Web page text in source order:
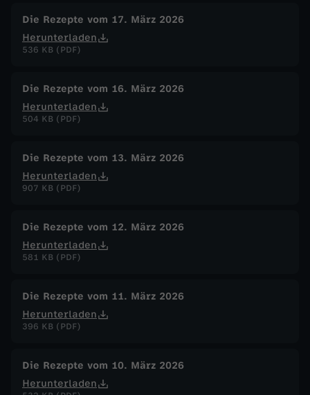
Die Rezepte vom 17. März 2026
Herunterladen
536 KB (PDF)
Die Rezepte vom 16. März 2026
Herunterladen
504 KB (PDF)
Die Rezepte vom 13. März 2026
Herunterladen
907 KB (PDF)
Die Rezepte vom 12. März 2026
Herunterladen
581 KB (PDF)
Die Rezepte vom 11. März 2026
Herunterladen
396 KB (PDF)
Die Rezepte vom 10. März 2026
Herunterladen